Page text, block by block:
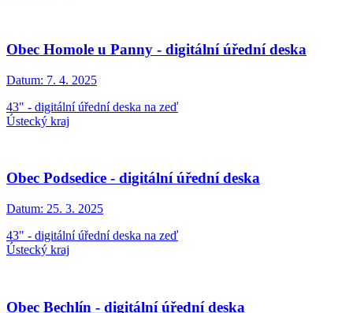
Obec Homole u Panny - digitální úřední deska
Datum: 7. 4. 2025
43" - digitální úřední deska na zeď
Ústecký kraj
Obec Podsedice - digitální úřední deska
Datum: 25. 3. 2025
43" - digitální úřední deska na zeď
Ústecký kraj
Obec Bechlín - digitální úřední deska